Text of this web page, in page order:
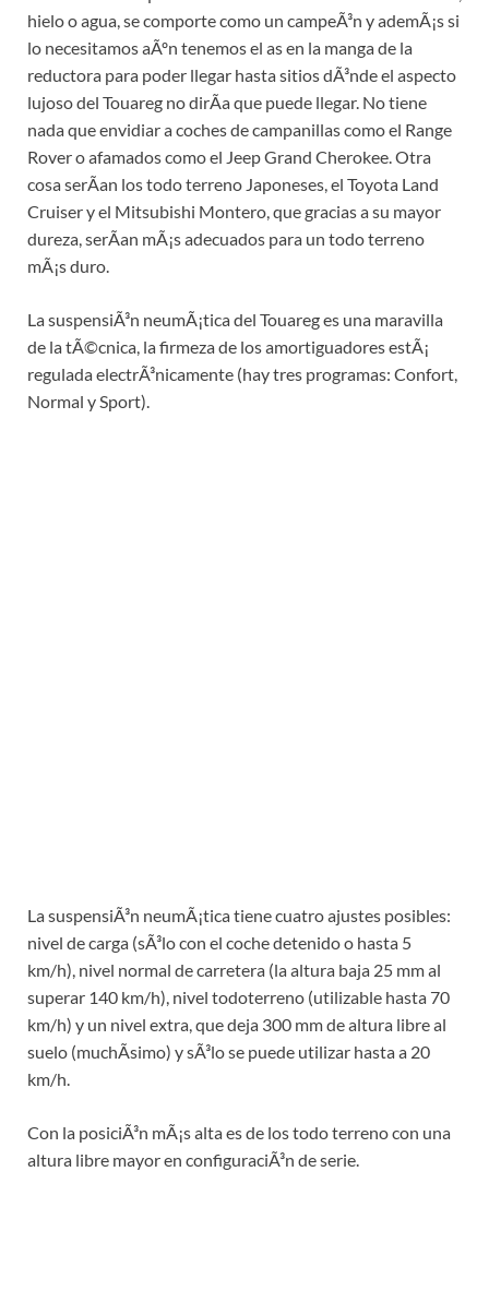
hielo o agua, se comporte como un campeÃ³n y ademÃ¡s si
lo necesitamos aÃºn tenemos el as en la manga de la
reductora para poder llegar hasta sitios dÃ³nde el aspecto
lujoso del Touareg no dirÃ­a que puede llegar. No tiene
nada que envidiar a coches de campanillas como el Range
Rover o afamados como el Jeep Grand Cherokee. Otra
cosa serÃ­an los todo terreno Japoneses, el Toyota Land
Cruiser y el Mitsubishi Montero, que gracias a su mayor
dureza, serÃ­an mÃ¡s adecuados para un todo terreno
mÃ¡s duro.
La suspensiÃ³n neumÃ¡tica del Touareg es una maravilla
de la tÃ©cnica, la firmeza de los amortiguadores estÃ¡
regulada electrÃ³nicamente (hay tres programas: Confort,
Normal y Sport).
La suspensiÃ³n neumÃ¡tica tiene cuatro ajustes posibles:
nivel de carga (sÃ³lo con el coche detenido o hasta 5
km/h), nivel normal de carretera (la altura baja 25 mm al
superar 140 km/h), nivel todoterreno (utilizable hasta 70
km/h) y un nivel extra, que deja 300 mm de altura libre al
suelo (muchÃ­simo) y sÃ³lo se puede utilizar hasta a 20
km/h.
Con la posiciÃ³n mÃ¡s alta es de los todo terreno con una
altura libre mayor en configuraciÃ³n de serie.